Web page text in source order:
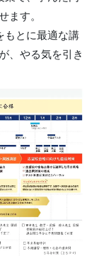
ます。
もとに最適な講
、やる気を引き